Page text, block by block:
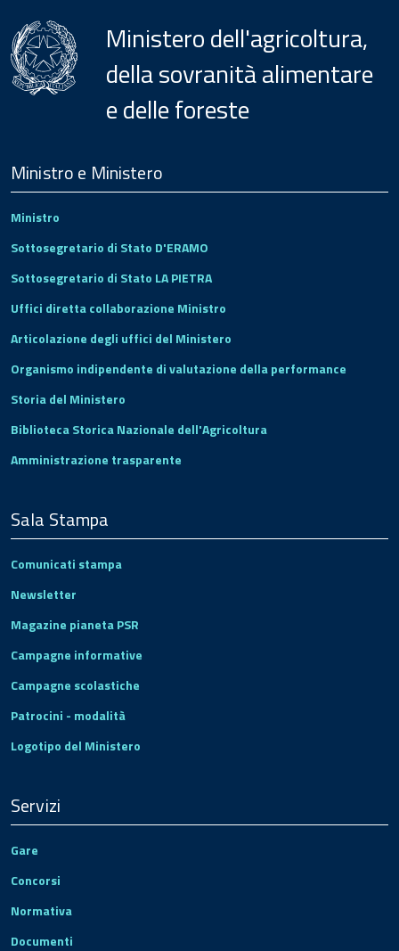
Ministero dell'agricoltura,
della sovranità alimentare
e delle foreste
Footer
Ministro e Ministero
Ministro
Sottosegretario di Stato D'ERAMO
Sottosegretario di Stato LA PIETRA
Uffici diretta collaborazione Ministro
Articolazione degli uffici del Ministero
Organismo indipendente di valutazione della performance
Storia del Ministero
Biblioteca Storica Nazionale dell'Agricoltura
Amministrazione trasparente
Sala Stampa
Comunicati stampa
Newsletter
Magazine pianeta PSR
Campagne informative
Campagne scolastiche
Patrocini - modalità
Logotipo del Ministero
Servizi
Gare
Concorsi
Normativa
Documenti